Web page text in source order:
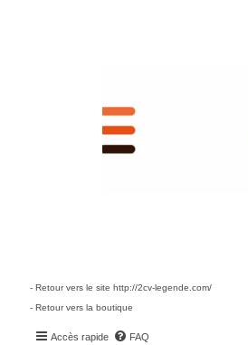
- Retour vers le site http://2cv-legende.com/
- Retour vers la boutique
Accès rapide FAQ